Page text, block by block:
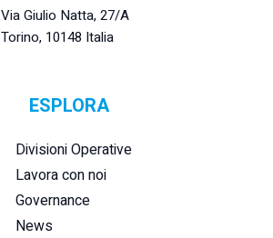
Via Giulio Natta, 27/A
Torino, 10148 Italia
ESPLORA
Divisioni Operative
Lavora con noi
Governance
News